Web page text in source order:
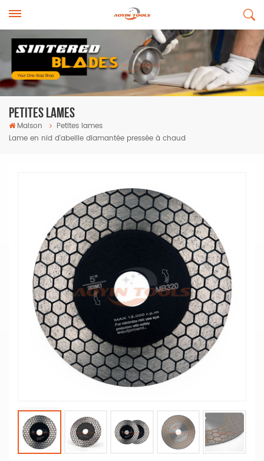
Petites Lames
Maison
Petites lames
Lame en nid d'abeille diamantée pressée à chaud